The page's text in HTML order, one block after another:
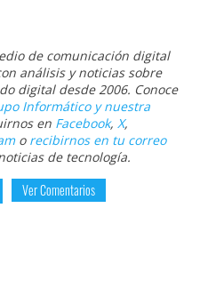
de comunicación digital
análisis y noticias sobre
digital desde 2006. Conoce
Informático y nuestra
en Facebook, X,
o recibirnos en tu correo
de tecnología.
Ver Comentarios